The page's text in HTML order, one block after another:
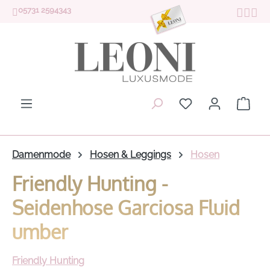
Zum Hauptinhalt springen
05731 2594343
Du hast 0
Damenmode Hosen & Leggings Hosen
Friendly Hunting -
Seidenhose Garciosa Fluid
umber
Friendly Hunting